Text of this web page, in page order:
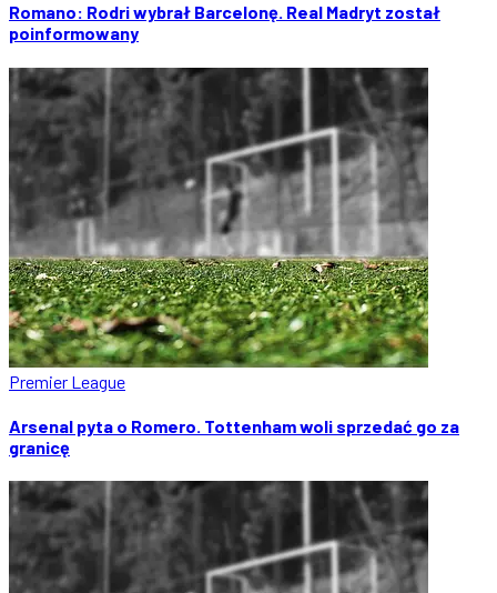
Romano: Rodri wybrał Barcelonę. Real Madryt został
poinformowany
Premier League
Arsenal pyta o Romero. Tottenham woli sprzedać go za
granicę